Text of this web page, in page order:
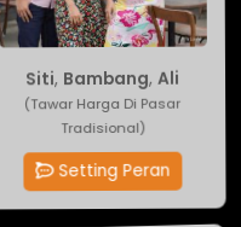
Siti ,Bambang ,Ali
(Tawar Harga Di Pasar
Tradisional)
Setting Peran